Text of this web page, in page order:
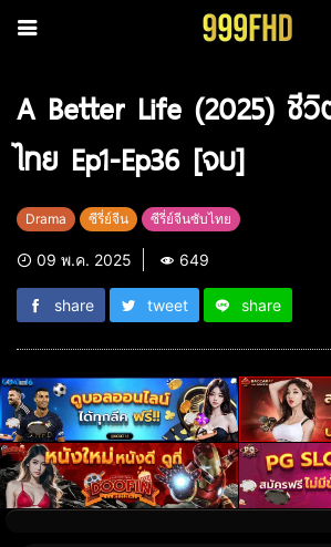
A Better Life (2025) ชี
ไทย Ep1-Ep36 [จบ]
Drama ซีรี่ย์จีน ซีรี่ย์จีนซับไทย
09 พ.ค. 2025 649
share tweet share